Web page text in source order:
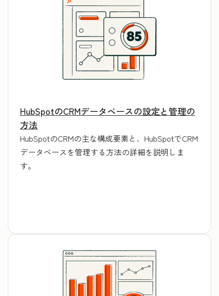
HubSpotのCRMデータベースの設定と管理の
方法
HubSpotのCRMの主な構成要素と、HubSpotでCRM
データベースを管理する方法の詳細を説明しま
す。